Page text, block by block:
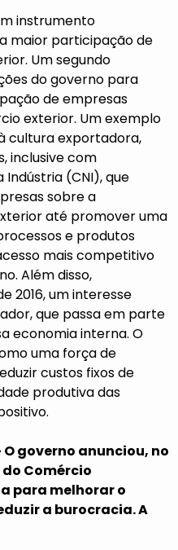
instrumento
maior participação de
Um segundo
do governo para
de empresas
exterior. Um exemplo
cultura exportadora,
inclusive com
Indústria (CNI), que
sobre a
até promover uma
e produtos
mais competitivo
Além disso,
2016, um interesse
que passa em parte
economia interna. O
uma força de
custos fixos de
produtiva das
governo anunciou, no
Comércio
para melhorar o
a burocracia. A